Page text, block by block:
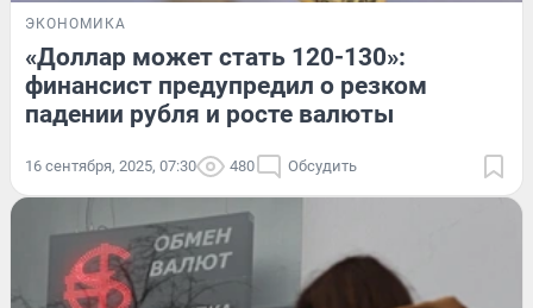
ЭКОНОМИКА
«Доллар может стать 120-130»:
финансист предупредил о резком
падении рубля и росте валюты
16 сентября, 2025, 07:30 480 Обсудить